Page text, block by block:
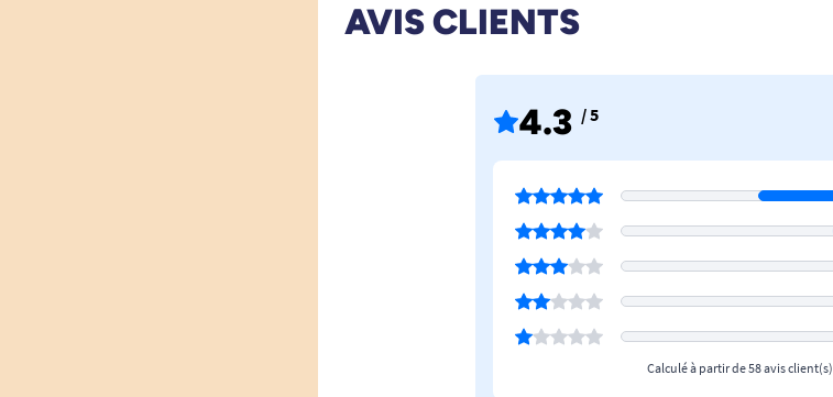
AVIS CLIENTS
4.3 / 5
Calculé à partir de 58 avis client(s)